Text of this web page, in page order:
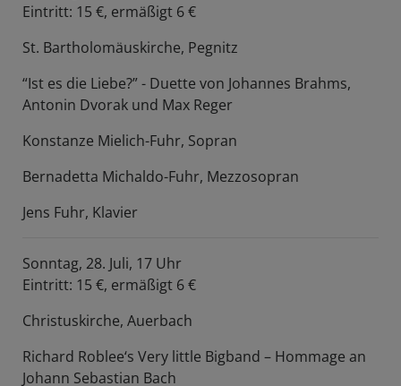
Eintritt: 15 €, ermäßigt 6 €
St. Bartholomäuskirche, Pegnitz
“Ist es die Liebe?” - Duette von Johannes Brahms,
Antonin Dvorak und Max Reger
Konstanze Mielich-Fuhr, Sopran
Bernadetta Michaldo-Fuhr, Mezzosopran
Jens Fuhr, Klavier
Sonntag, 28. Juli, 17 Uhr
Eintritt: 15 €, ermäßigt 6 €
Christuskirche, Auerbach
Richard Roblee‘s Very little Bigband – Hommage an
Johann Sebastian Bach